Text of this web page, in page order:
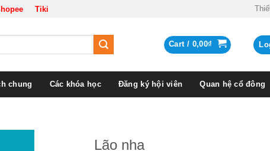
Tiki
Cart / 0,00₫
chung Các khóa học Đăng ký hội viên Quan hệ cổ đông
Lão nha